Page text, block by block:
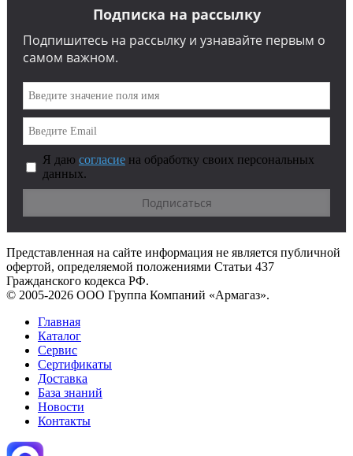
Подписка на рассылку
Подпишитесь на рассылку и узнавайте первым о
самом важном.
Я даю согласие на обработку своих персональных
данных.
Представленная на сайте информация не является публичной
офертой, определяемой положениями Статьи 437
Гражданского кодекса РФ.
© 2005-2026 ООО Группа Компаний «Армагаз».
Главная
Каталог
Сервис
Сертификаты
Доставка
База знаний
Новости
Контакты